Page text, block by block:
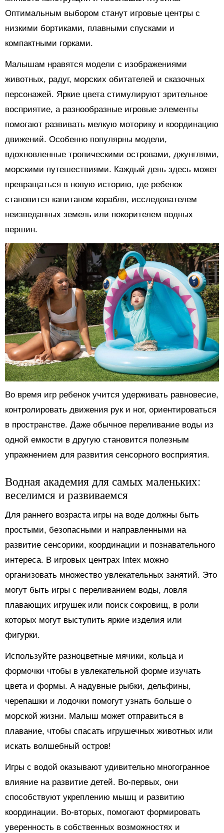
Оптимальным выбором станут игровые центры с
низкими бортиками, плавными спусками и
компактными горками.
Малышам нравятся модели с изображениями
животных, радуг, морских обитателей и сказочных
персонажей. Яркие цвета стимулируют зрительное
восприятие, а разнообразные игровые элементы
помогают развивать мелкую моторику и координацию
движений. Особенно популярны модели,
вдохновленные тропическими островами, джунглями,
морскими путешествиями. Каждый день здесь может
превращаться в новую историю, где ребенок
становится капитаном корабля, исследователем
неизведанных земель или покорителем водных
вершин.
Во время игр ребенок учится удерживать равновесие,
контролировать движения рук и ног, ориентироваться
в пространстве. Даже обычное переливание воды из
одной емкости в другую становится полезным
упражнением для развития сенсорного восприятия.
Водная академия для самых маленьких:
веселимся и развиваемся
Для раннего возраста игры на воде должны быть
простыми, безопасными и направленными на
развитие сенсорики, координации и познавательного
интереса. В игровых центрах Intex можно
организовать множество увлекательных занятий. Это
могут быть игры с переливанием воды, ловля
плавающих игрушек или поиск сокровищ, в роли
которых могут выступить яркие изделия или
фигурки.
Используйте разноцветные мячики, кольца и
формочки чтобы в увлекательной форме изучать
цвета и формы. А надувные рыбки, дельфины,
черепашки и лодочки помогут узнать больше о
морской жизни. Малыш может отправиться в
плавание, чтобы спасать игрушечных животных или
искать волшебный остров!
Игры с водой оказывают удивительно многогранное
влияние на развитие детей. Во-первых, они
способствуют укреплению мышц и развитию
координации. Во-вторых, помогают формировать
уверенность в собственных возможностях и